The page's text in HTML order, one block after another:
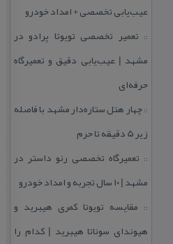
عیب‌یابی تخصصی + امداد خودرو
:: تعمیر تخصصی تویوتا پرادو در
مشهد | عیب‌یابی دقیق و تعمیرگاه
حرفه‌ای
::چهار هتل‌ ستاره‌دار مشهد با فاصله
زیر 5 دقیقه تا حرم
:: تعمیرگاه تخصصی رنو داستر در
مشهد | ۱۰ سال تجربه و امداد خودرو
:: مقایسه تویوتا كمری هیبرید و
هیوندای سوناتا هیبرید | كدام را